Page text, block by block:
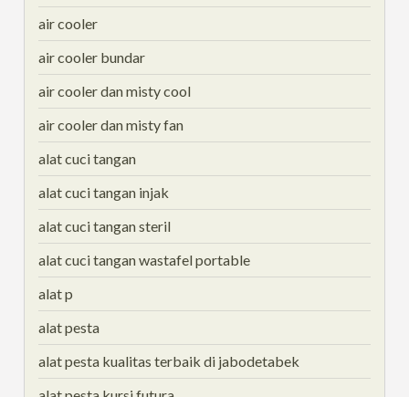
air cooler
air cooler bundar
air cooler dan misty cool
air cooler dan misty fan
alat cuci tangan
alat cuci tangan injak
alat cuci tangan steril
alat cuci tangan wastafel portable
alat p
alat pesta
alat pesta kualitas terbaik di jabodetabek